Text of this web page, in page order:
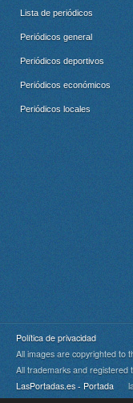
Lista de periódicos
Periódicos general
Periódicos deportivos
Periódicos económicos
Periódicos locales
Política de privacidad
All images are copyrighted to
All trademarks and registered
LasPortadas.es - Portada